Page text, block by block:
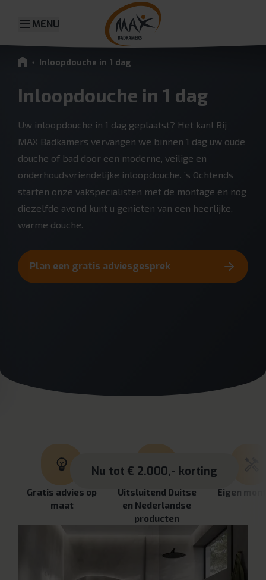
MENU
Inloopdouche in 1 dag
Inloopdouche in 1 dag
Uw inloopdouche in 1 dag geplaatst? Het kan! Bij
MAX Badkamers vervangen we binnen 1 dag uw oude
douche of bad door een moderne, veilige en
onderhoudsvriendelijke inloopdouche. ’s Ochtends
starten onze vakspecialisten met de montage en nog
diezelfde avond kunt u genieten van een heerlijke,
warme douche.
Plan een gratis adviesgesprek
Nu tot € 2.000,- korting
Gratis advies op
maat
Uitsluitend Duitse
en Nederlandse
producten
Eigen